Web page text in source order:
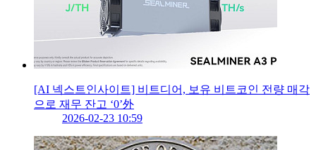
[AI 넥스트인사이트] 비트디어, 보유 비트코인 전량 매각
으로 재무 잔고 ‘0’外
2026-02-23 10:59